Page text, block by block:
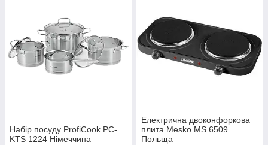
Набір посуду ProfiCook PC-
KTS 1224 Німеччина
Електрична двоконфоркова
плита Mesko MS 6509
Польща